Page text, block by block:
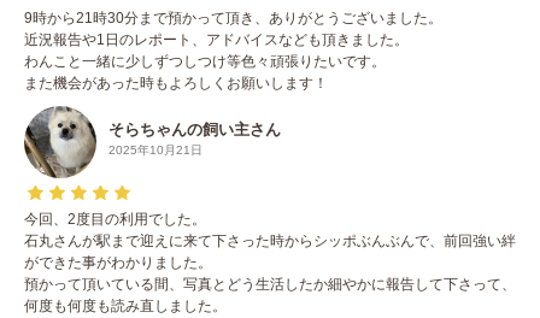
9時から21時30分まで預かって頂き、ありがとうございました。
近況報告や1日のレポート、アドバイスなども頂きました。
わんこと一緒に少しずつしつけ等色々頑張りたいです。
また機会があった時もよろしくお願いします！
そらちゃんの飼い主さん
2025年10月21日
今回、2度目の利用でした。
石丸さんが駅まで迎えに来て下さった時からシッポぶんぶんで、前回強い絆
ができた事がわかりました。
預かって頂いている間、写真とどう生活したか細やかに報告して下さって、
何度も何度も読み直しました。